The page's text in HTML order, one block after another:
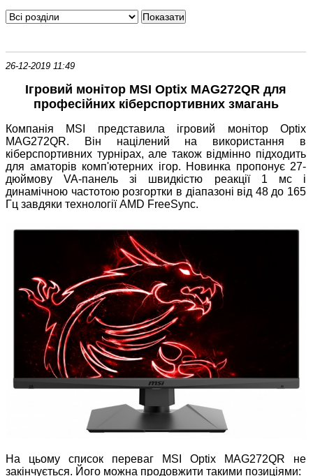
Програмне забезпечення
26-12-2019 11:49
Ігровий монітор MSI Optix MAG272QR для
професійних кіберспортивних змагань
Компанія MSI представила ігровий монітор Optix
MAG272QR. Він націлений на використання в
кіберспортивних турнірах, але також відмінно підходить
для аматорів комп'ютерних ігор. Новинка пропонує 27-
дюймову VA-панель зі швидкістю реакції 1 мс і
динамічною частотою розгортки в діапазоні від 48 до 165
Гц завдяки технології AMD FreeSync.
На цьому список переваг MSI Optix MAG272QR не
закінчується. Його можна продовжити такими позиціями: